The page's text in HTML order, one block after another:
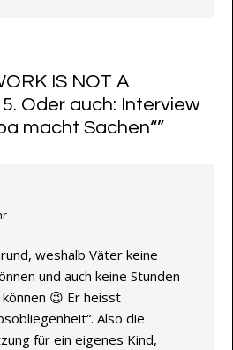
IS NOT A
Oder auch: Interview
macht Sachen“”
weshalb Väter keine
und auch keine Stunden
😉 Er heisst
Also die
für ein eigenes Kind,